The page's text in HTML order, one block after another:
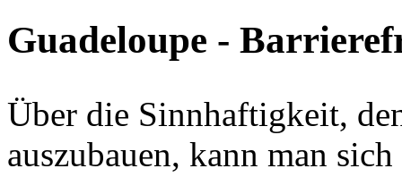
Guadeloupe -
Über die Sinnhaftigkeit,
auszubauen, kann man